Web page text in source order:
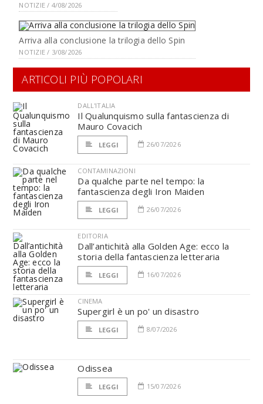
NOTIZIE / 4/08/2026
Arriva alla conclusione la trilogia dello Spin
NOTIZIE / 3/08/2026
ARTICOLI PIÙ POPOLARI
DALL'ITALIA
Il Qualunquismo sulla fantascienza di
Mauro Covacich
LEGGI 26/07/2026
CONTAMINAZIONI
Da qualche parte nel tempo: la
fantascienza degli Iron Maiden
LEGGI 26/07/2026
EDITORIA
Dall’antichità alla Golden Age: ecco la
storia della fantascienza letteraria
LEGGI 16/07/2026
CINEMA
Supergirl è un po' un disastro
LEGGI 8/07/2026
Odissea
LEGGI 15/07/2026